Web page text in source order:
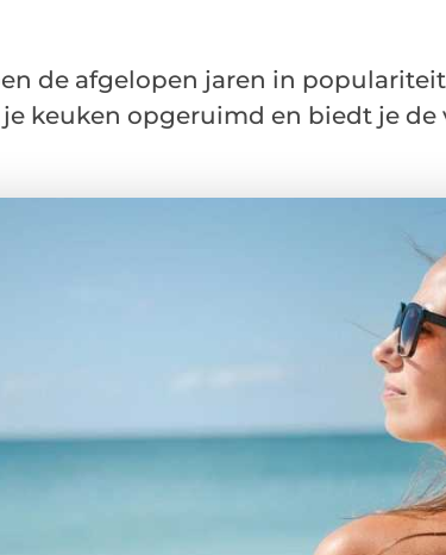
de afgelopen jaren in
keuken opgeruimd en biedt je de